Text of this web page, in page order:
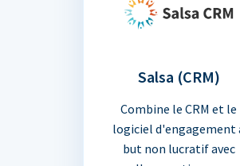
Salsa (CRM)
Combine le CRM et le
logiciel d'engagement
but non lucratif avec